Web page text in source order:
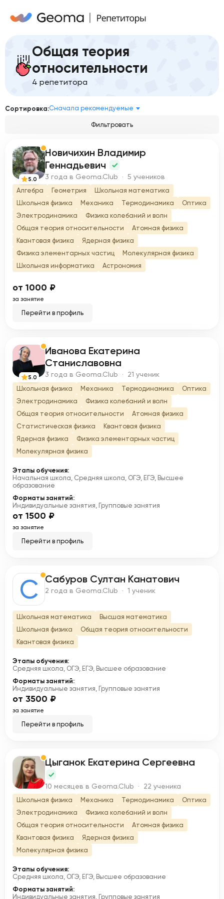
Общая теория
относительности
4 репетитора
Сортировка:Сначала рекомендуемые
Фильтровать
Н
5.0
Новичихин Владимир
Геннадьевич
3 года в Geoma.Club · 5 учеников
Алгебра Геометрия
Школьная математика
Школьная физика
Механика Термодинамика
Оптика
Электродинамика
Физика колебаний и волн
Общая теория относительности
Атомная физика
Квантовая физика
Ядерная физика
Физика элементарных частиц
Молекулярная физика
Школьная информатика
Астрономия
от 1000 ₽
за занятие
Перейти в профиль
И
5.0
Иванова Екатерина
Станиславовна
3 года в Geoma.Club · 21 ученик
Школьная физика Механика Термодинамика
Оптика
Электродинамика
Физика колебаний и волн
Общая теория относительности
Атомная физика
Статистическая физика
Квантовая физика
Ядерная физика
Физика элементарных частиц
Молекулярная физика
Этапы обучения:
Начальная школа, Средняя школа, ОГЭ, ЕГЭ, Высшее
образование
Форматы занятий:
Индивидуальные занятия, Групповые занятия
от 1500 ₽
за занятие
Перейти в профиль
С Сабуров Султан Канатович
2 года в Geoma.Club · 1 ученик
Школьная математика
Высшая математика
Школьная физика
Общая теория относительности
Квантовая физика
Этапы обучения:
Средняя школа, ОГЭ, ЕГЭ, Высшее образование
Форматы занятий:
Индивидуальные занятия, Групповые занятия
от 3500 ₽
за занятие
Перейти в профиль
Ц Цыганок Екатерина Сергеевна
10 месяцев в Geoma.Club · 22 ученика
Школьная физика Механика Термодинамика
Оптика
Электродинамика
Физика колебаний и волн
Общая теория относительности
Атомная физика
Квантовая физика
Ядерная физика
Молекулярная физика
Этапы обучения:
Средняя школа, ОГЭ, ЕГЭ, Высшее образование
Форматы занятий:
Индивидуальные занятия, Групповые занятия